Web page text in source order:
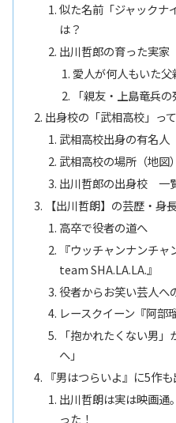
似た名前「ジャックナ
は？
出川哲郎の育った実
愛人が何人もいた父
「親友・上島竜兵
出身校の「武相高校」っ
武相高校出身の有名人
武相高校の場所（地図
出川哲郎の出身校 一
【出川哲朗】の芸歴・
高卒で役者の道へ
『ウッチャンナンチ
team SHA.LA.LA.』
役者からお笑い芸人へ
レースクイーン『阿部
「抱かれたくない男
へ」
『男はつらいよ』に5作
出川哲朗は実は映画通
った！